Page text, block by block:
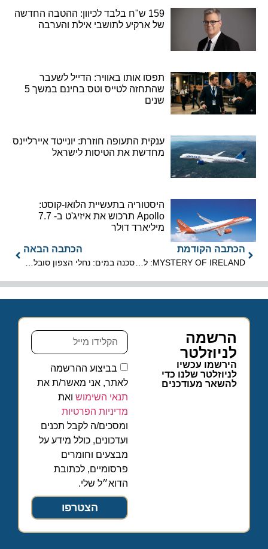
159 ש"ח בלבד לכיוון: ההטבה החדשה
של ארקיע לתושבי אילת והערבה
תפסו אותו באוויר: הדייל לשעבר
שהתחזה לטייס וטס בחינם במשך 5
שנים
ענקית התעופה חוזרת: יונייטד איירליינס
מחדשת את הטיסות לישראל
היסטוריה בתעשיית הלואו-קוסט:
Apollo תרכוש את איזיג'ט ב- 7.7
מיליארד דולר
הכתבה הקודמת הכתבה הבאה
הרשמה
לניוזלטר
הירשמו עכשיו
לניוזלטר שלנו כדי
להשאר מעודכנים
בביצוע ההרשמה
לאתר, אני מאשר/ת את
תנאי השימוש ואת
מדיניות הפרטיות
ומסכים/ה לקבל תכנים
ועדכונים, כולל מידע על
מבצעים וחומרים
פרסומיים, לכתובת
הדוא״ל שלי.
הצטרפו